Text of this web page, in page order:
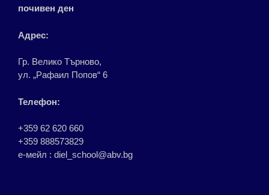
почивен ден
Адрес:
Гр. Велико Търново,
ул. „Рафаил Попов“ 6
Телефон:
+359 62 620 660
+359 888573829
е-мейл : diel_school@abv.bg